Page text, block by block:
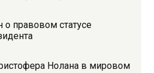
о правовом статусе
Нолана в мировом